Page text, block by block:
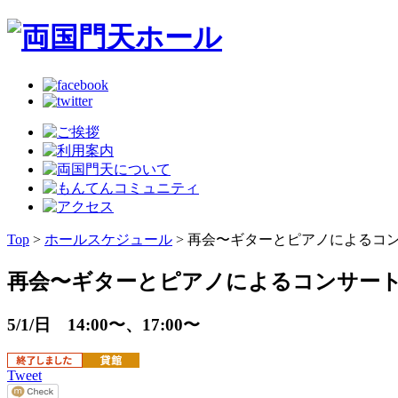
Top > ホールスケジュール > 再会〜ギターとピアノによるコ
再会〜ギターとピアノによるコンサート
5/1/日 14:00〜、17:00〜
Tweet